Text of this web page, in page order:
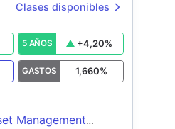
Clases disponibles
5 AÑOS +4,20%
GASTOS 1,660%
Management